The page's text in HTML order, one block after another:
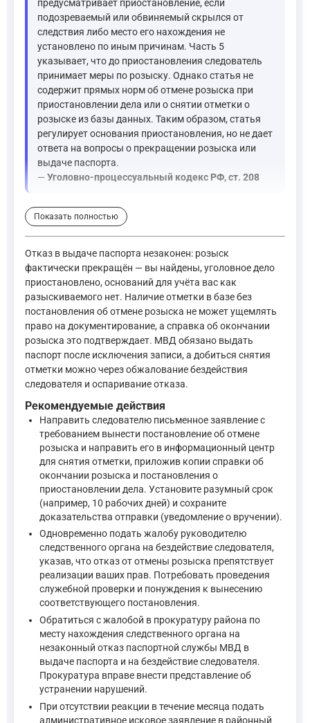
предусматривает приостановление, если
подозреваемый или обвиняемый скрылся от
следствия либо место его нахождения не
установлено по иным причинам. Часть 5
указывает, что до приостановления следователь
принимает меры по розыску. Однако статья не
содержит прямых норм об отмене розыска при
приостановлении дела или о снятии отметки о
розыске из базы данных. Таким образом, статья
регулирует основания приостановления, но не дает
ответа на вопросы о прекращении розыска или
выдаче паспорта.
— Уголовно-процессуальный кодекс РФ, ст. 208
Поскольку розыск в отношении вас был объявлён на
Статья 210. Розыск подозреваемого, обвиняемого. 1.
—Уголовно-процессуальный кодекс РФ, ст. 210
Поскольку отказ в выдаче паспорта представляет собой
Статья 218. Предъявление административного искового
Гражданин, организация, иные лица могут
—Кодекс административного судопроизводства РФ,
Сроки рассмотрения такого административного дела
Статья 226 КАС РФ устанавливает сроки рассмотрения
—Кодекс административного судопроизводства РФ, ст.
Таким образом, правовое регулирование данной ситуации
Показать полностью
Отказ в выдаче паспорта незаконен: розыск
фактически прекращён — вы найдены, уголовное дело
приостановлено, оснований для учёта вас как
разыскиваемого нет. Наличие отметки в базе без
постановления об отмене розыска не может ущемлять
право на документирование, а справка об окончании
розыска это подтверждает. МВД обязано выдать
паспорт после исключения записи, а добиться снятия
отметки можно через обжалование бездействия
следователя и оспаривание отказа.
Рекомендуемые действия
Направить следователю письменное заявление с
требованием вынести постановление об отмене
розыска и направить его в информационный центр
для снятия отметки, приложив копии справки об
окончании розыска и постановления о
приостановлении дела. Установите разумный срок
(например, 10 рабочих дней) и сохраните
доказательства отправки (уведомление о вручении).
Одновременно подать жалобу руководителю
следственного органа на бездействие следователя,
указав, что отказ от отмены розыска препятствует
реализации ваших прав. Потребовать проведения
служебной проверки и понуждения к вынесению
соответствующего постановления.
Обратиться с жалобой в прокуратуру района по
месту нахождения следственного органа на
незаконный отказ паспортной службы МВД в
выдаче паспорта и на бездействие следователя.
Прокуратура вправе внести представление об
устранении нарушений.
При отсутствии реакции в течение месяца подать
административное исковое заявление в районный